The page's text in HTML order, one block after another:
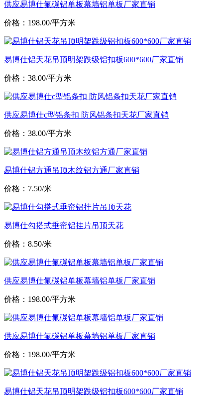
供应易博仕氟碳铝单板幕墙铝单板厂家直销
价格：198.00/平方米
易博仕铝天花吊顶明架跌级铝扣板600*600厂家直销
价格：38.00/平方米
供应易博仕c型铝条扣 防风铝条扣天花厂家直销
价格：38.00/平方米
易博仕铝方通吊顶木纹铝方通厂家直销
价格：7.50/米
易博仕勾搭式垂帘铝挂片吊顶天花
价格：8.50/米
供应易博仕氟碳铝单板幕墙铝单板厂家直销
价格：198.00/平方米
供应易博仕氟碳铝单板幕墙铝单板厂家直销
价格：198.00/平方米
易博仕铝天花吊顶明架跌级铝扣板600*600厂家直销